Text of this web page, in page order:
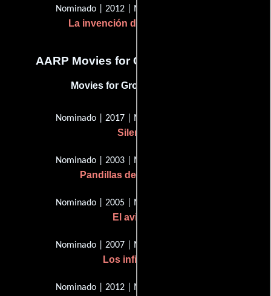
Nominado | 2012 | Mejor película
La invención de Hugo Cabret
AARP Movies for Grownups Awards
Movies for Grownups Award
Nominado | 2017 | Mejor director
Silencio
Nominado | 2003 | Mejor director
Pandillas de Nueva York
Nominado | 2005 | Mejor director
El aviador
Nominado | 2007 | Mejor director
Los infiltrados
Nominado | 2012 | Mejor director